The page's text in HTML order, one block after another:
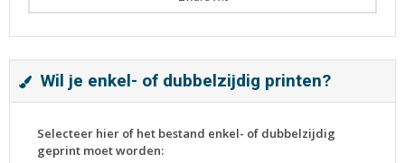
Wil je enkel- of dubbelzijdig printen?
Selecteer hier of het bestand enkel- of dubbelzijdig
geprint moet worden: